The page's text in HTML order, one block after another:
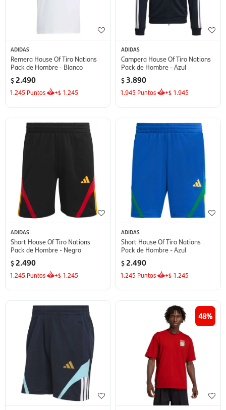
ADIDAS
Remera House Of Tiro Nations
Pack de Hombre - Blanco
$ 2.490
1.245 Puntos +$ 1.245
ADIDAS
Campera House Of Tiro Nations
Pack de Hombre - Azul
$ 3.890
1.945 Puntos +$ 1.945
ADIDAS
Short House Of Tiro Nations
Pack de Hombre - Negro
$ 2.490
1.245 Puntos +$ 1.245
ADIDAS
Short House Of Tiro Nations
Pack de Hombre - Azul
$ 2.490
1.245 Puntos +$ 1.245
48